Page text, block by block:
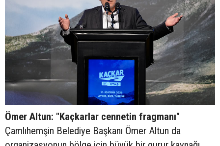
Ömer Altun: "Kaçkarlar cennetin fragmanı"
Çamlıhemşin Belediye Başkanı Ömer Altun da